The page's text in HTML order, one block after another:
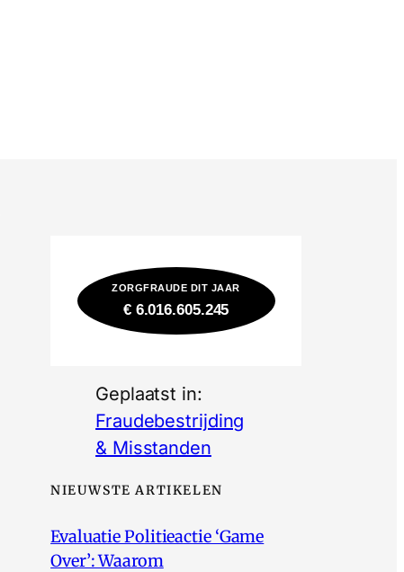
ZORGFRAUDE DIT JAAR
€ 6.016.605.562
Geplaatst in:
Fraudebestrijding
& Misstanden
NIEUWSTE ARTIKELEN
Evaluatie Politieactie ‘Game
Over’: Waarom